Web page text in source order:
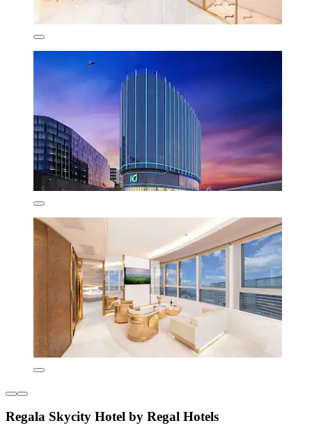
Regala Skycity Hotel by Regal Hotels